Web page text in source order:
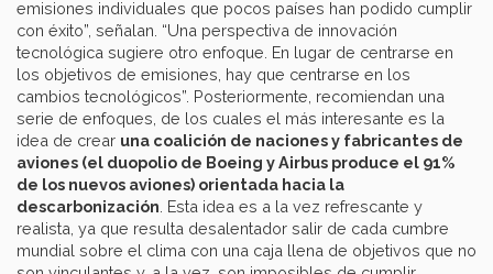
emisiones individuales que pocos países han podido cumplir
con éxito”, señalan. “Una perspectiva de innovación
tecnológica sugiere otro enfoque. En lugar de centrarse en
los objetivos de emisiones, hay que centrarse en los
cambios tecnológicos”. Posteriormente, recomiendan una
serie de enfoques, de los cuales el más interesante es la
idea de crear una coalición de naciones y fabricantes de
aviones (el duopolio de Boeing y Airbus produce el 91%
de los nuevos aviones) orientada hacia la
descarbonización . Esta idea es a la vez refrescante y
realista, ya que resulta desalentador salir de cada cumbre
mundial sobre el clima con una caja llena de objetivos que no